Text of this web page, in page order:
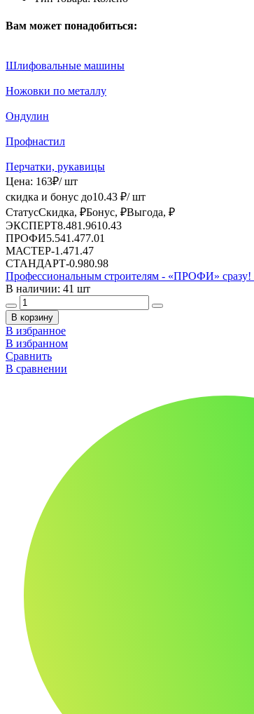
Вам может понадобиться:
Шлифовальные машины
Ножовки по металлу
Ондулин
Профнастил
Перчатки, рукавицы
Цена: 163₽/ шт
скидка и бонус до10.43 ₽/ шт
СтатусСкидка, ₽Бонус, ₽Выгода, ₽
ЭКСПЕРТ8.481.9610.43
ПРОФИ5.541.477.01
МАСТЕР-1.471.47
СТАНДАРТ-0.980.98
Профессиональным строителям - «ПРОФИ» сразу!
В наличии: 41 шт
В корзину
В избранное
В избранном
Сравнить
В сравнении